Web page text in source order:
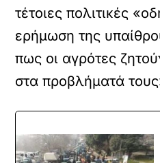
τέτοιες πολιτικές
ερήμωση της
πως οι αγρότες
στα προβλήματά